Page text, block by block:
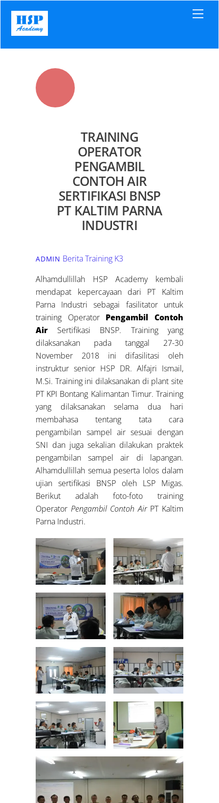
content
TRAINING
OPERATOR
PENGAMBIL
CONTOH AIR
SERTIFIKASI BNSP
PT KALTIM PARNA
INDUSTRI
ADMIN Berita Training K3
Alhamdullillah HSP Academy kembali
mendapat kepercayaan dari PT Kaltim
Parna Industri sebagai fasilitator untuk
training Operator Pengambil Contoh
Air Sertifikasi BNSP. Training yang
dilaksanakan pada tanggal 27-30
November 2018 ini difasilitasi oleh
instruktur senior HSP DR. Alfajri Ismail,
M.Si. Training ini dilaksanakan di plant site
PT KPI Bontang Kalimantan Timur. Training
yang dilaksanakan selama dua hari
membahasa tentang tata cara
pengambilan sampel air sesuai dengan
SNI dan juga sekalian dilakukan praktek
pengambilan sampel air di lapangan.
Alhamdullillah semua peserta lolos dalam
ujian sertifikasi BNSP oleh LSP Migas.
Berikut adalah foto-foto training
Operator Pengambil Contoh AirPT Kaltim
Parna Industri.